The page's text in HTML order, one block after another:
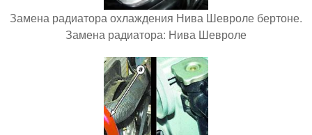
Замена радиатора охлаждения Нива Шевроле бертоне.
Замена радиатора: Нива Шевроле